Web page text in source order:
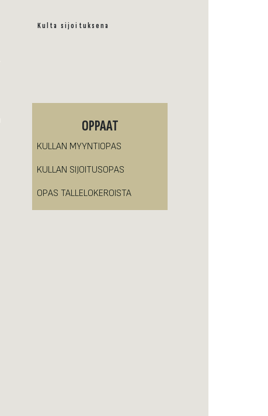
Kulta sijoituksena
OPPAAT
KULLAN MYYNTIOPAS
KULLAN SIJOITUSOPAS
OPAS TALLELOKEROISTA